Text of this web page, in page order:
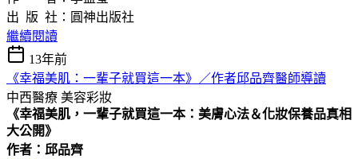
出 版 社：圓神出版社
繼續閱讀
13年前
《幸福美肌：一輩子就買這一本》／作者邱品齊醫師導讀
中西醫療 美容彩妝
《幸福美肌，一輩子就買這一本：美膚心法＆化妝保養品真相
大公開》
作者：邱品齊